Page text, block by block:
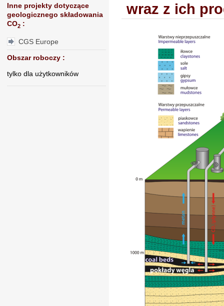
wraz z ich
Inne projekty dotyczące
geologicznego składowania
CO2 :
CGS Europe
Obszar roboczy :
tylko dla użytkowników